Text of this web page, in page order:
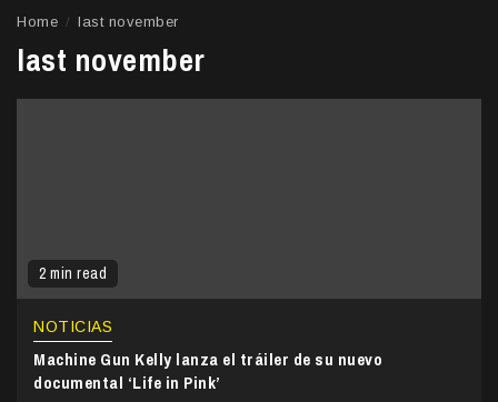
Home last november
last november
2 min read
NOTICIAS
Machine Gun Kelly lanza el tráiler de su nuevo
documental ‘Life in Pink’